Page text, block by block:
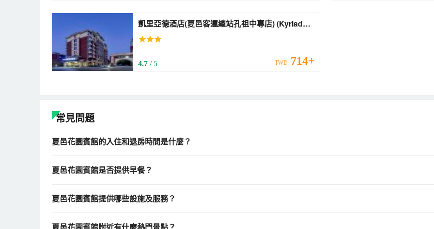
凱里亞德酒店(夏邑客運總站孔祖中專店) (Kyriad
Hotel (Xiayi County Keyun Zongzhan Kongzu
4.7 / 5 TWD 714+
常見問題
夏邑花園賓館的入住和退房時間是什麼？
夏邑花園賓館是否提供早餐？
夏邑花園賓館提供哪些設施及服務？